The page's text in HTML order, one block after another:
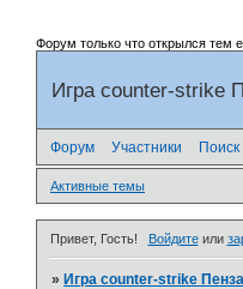
Форум только что открылся тем
Игра counter-strike
Форум Участники Поиск
Активные темы
Привет, Гость! Войдитеили
»Игра counter-strike Пенза